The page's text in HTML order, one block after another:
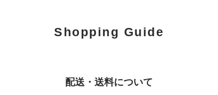
Shopping Guide
配送・送料について